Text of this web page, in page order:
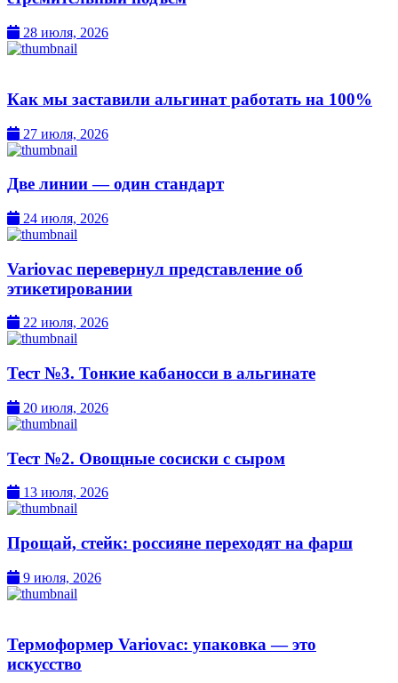
28 июля, 2026
Как мы заставили альгинат работать на 100%
27 июля, 2026
Две линии — один стандарт
24 июля, 2026
Variovac перевернул представление об
этикетировании
22 июля, 2026
Тест №3. Тонкие кабаносси в альгинате
20 июля, 2026
Тест №2. Овощные сосиски с сыром
13 июля, 2026
Прощай, стейк: россияне переходят на фарш
9 июля, 2026
Термоформер Variovac: упаковка — это
искусство